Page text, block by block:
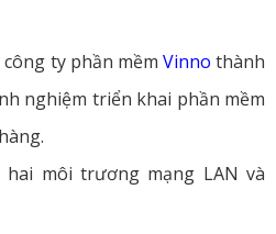
ty phần mềm Vinno thành
nghiệm triển khai phần mềm
môi trương mạng LAN và